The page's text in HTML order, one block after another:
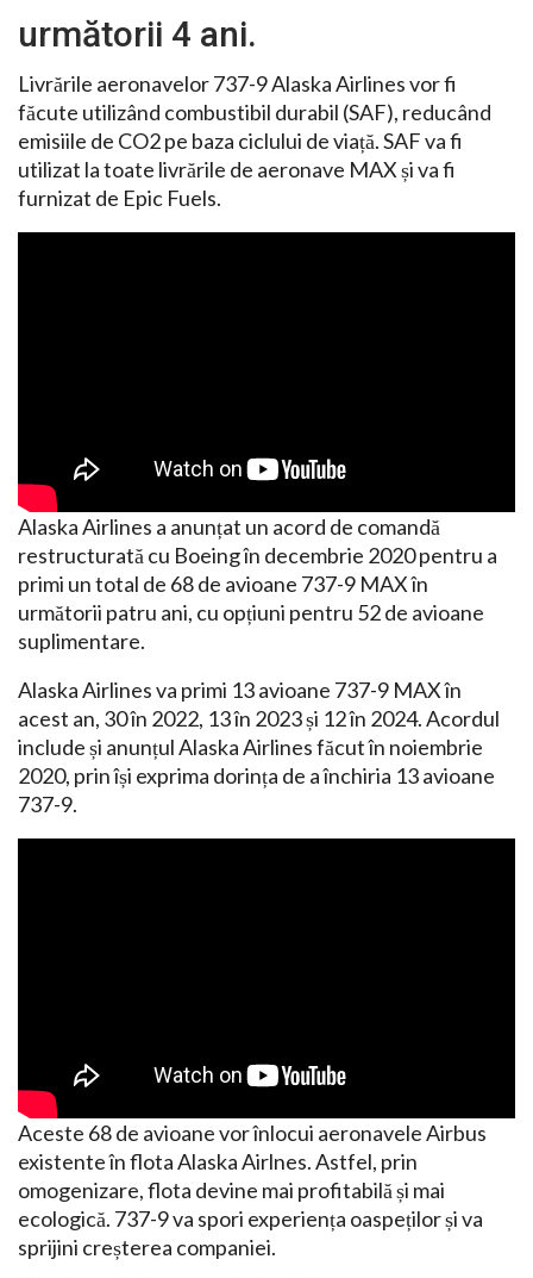
următorii 4 ani.
Livrările aeronavelor 737-9 Alaska Airlines vor fi
făcute utilizând combustibil durabil (SAF), reducând
emisiile de CO2 pe baza ciclului de viață. SAF va fi
utilizat la toate livrările de aeronave MAX și va fi
furnizat de Epic Fuels.
Alaska Airlines a anunțat un acord de comandă
restructurată cu Boeing în decembrie 2020 pentru a
primi un total de 68 de avioane 737-9 MAX în
următorii patru ani, cu opțiuni pentru 52 de avioane
suplimentare.
Alaska Airlines va primi 13 avioane 737-9 MAX în
acest an, 30 în 2022, 13 în 2023 și 12 în 2024. Acordul
include și anunțul Alaska Airlines făcut în noiembrie
2020, prin își exprima dorința de a închiria 13 avioane
737-9.
Aceste 68 de avioane vor înlocui aeronavele Airbus
existente în flota Alaska Airlnes. Astfel, prin
omogenizare, flota devine mai profitabilă și mai
ecologică. 737-9 va spori experiența oaspeților și va
sprijini creșterea companiei.